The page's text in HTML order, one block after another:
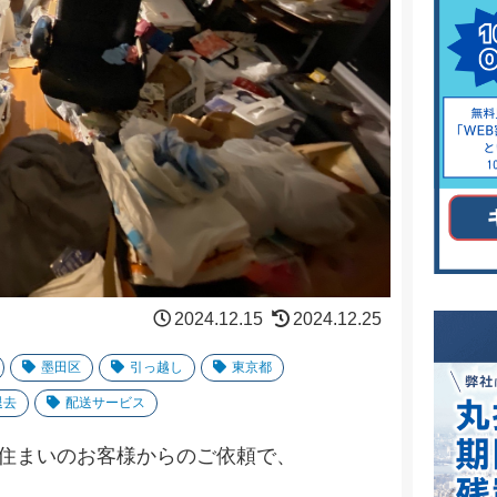
2024.12.15 2024.12.25
墨田区 引っ越し 東京都
去 配送サービス
まいのお客様からのご依頼で、